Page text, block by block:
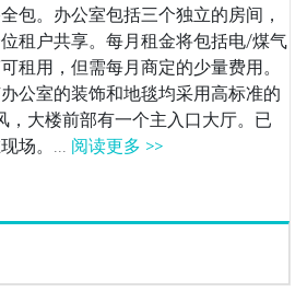
包。办公室包括三个独立的房间，
租户共享。每月租金将包括电/煤气
租用，但需每月商定的少量费用。
公室的装饰和地毯均采用高标准的
，大楼前部有一个主入口大厅。已
场。... 阅读更多 >>